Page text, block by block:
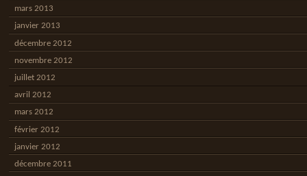
mars 2013
janvier 2013
décembre 2012
novembre 2012
juillet 2012
avril 2012
mars 2012
février 2012
janvier 2012
décembre 2011